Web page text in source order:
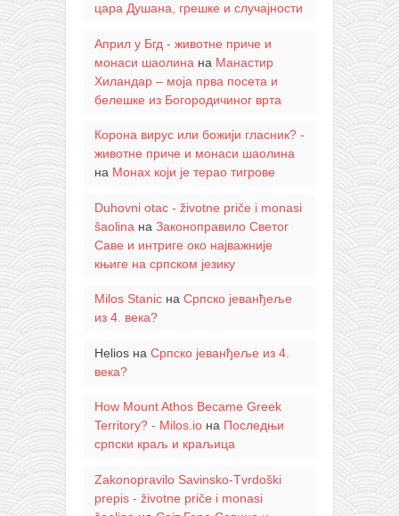
цара Душана, грешке и случајности
Април у Бгд - животне приче и
монаси шаолина на Манастир
Хиландар – моја прва посета и
белешке из Богородичиног врта
Корона вирус или божији гласник? -
животне приче и монаси шаолина
на Монах који је терао тигрове
Duhovni otac - životne priče i monasi
šaolina на Законоправило Светог
Саве и интриге око најважније
књиге на српском језику
Milos Stanicна Српско јеванђеље
из 4. века?
Heliosна Српско јеванђеље из 4.
века?
How Mount Athos Became Greek
Territory? - Milos.ioна Последњи
српски краљ и краљица
Zakonopravilo Savinsko-Tvrdoški
prepis - životne priče i monasi